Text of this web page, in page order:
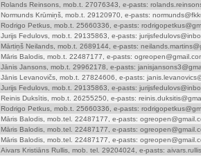
Rolands Reinsons, mob.t. 27076343, e-pasts:
Normunds Krūmiņš, mob.t. 29120970, e-pasts:
Rodrigo Petkus, mob.t. 25660336, e-pasts:
Jurijs Fedulovs, mob.t. 29135863, e-pasts:
Mārtiņš Neilands, mob.t. 2689144, e-pasts:
Māris Balodis, mob.t. 22487177, e-pasts:
Jānis Jansons, mob.t. 29962178, e-pasts:
Jānis Levanovičs, mob.t. 27824606, e-pasts:
Jurijs Fedulovs, mob.t. 29135863, e-pasts:
Reinis Duksītis, mob.t. 26255250, e-pasts:
Rodrigo Petkus, mob.t. 25660336, e-pasts:
Māris Balodis, mob.tel. 22487177, e-pasts:
Māris Balodis, mob.tel. 22487177, e-pasts:
Māris Balodis, mob.tel. 22487177, e-pasts:
Aivars Kristiāns Rullis, mob. tel. 29204024, e-pasts: